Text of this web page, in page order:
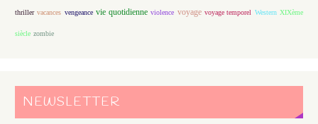
thriller vacances vengeance vie quotidienne violence voyage voyage temporel Western XIXème
siècle zombie
NEWSLETTER